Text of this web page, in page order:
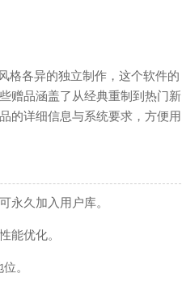
格各异的独立制作，这个软件的
赠品涵盖了从经典重制到热门新
的详细信息与系统要求，方便用
久加入用户库。
能优化。
。